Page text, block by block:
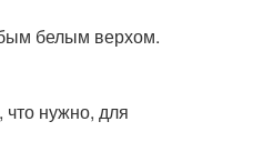
белым верхом.
что нужно, для